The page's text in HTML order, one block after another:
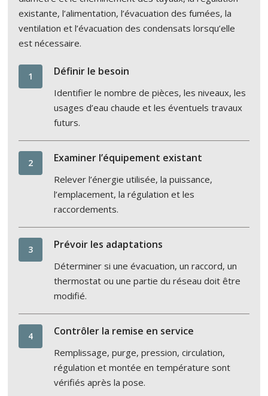
existante, l’alimentation, l’évacuation des fumées, la
ventilation et l’évacuation des condensats lorsqu’elle
est nécessaire.
1 Définir le besoin
Identifier le nombre de pièces, les niveaux, les
usages d’eau chaude et les éventuels travaux
futurs.
2 Examiner l’équipement existant
Relever l’énergie utilisée, la puissance,
l’emplacement, la régulation et les
raccordements.
3 Prévoir les adaptations
Déterminer si une évacuation, un raccord, un
thermostat ou une partie du réseau doit être
modifié.
4 Contrôler la remise en service
Remplissage, purge, pression, circulation,
régulation et montée en température sont
vérifiés après la pose.